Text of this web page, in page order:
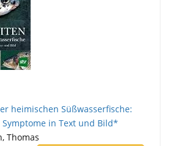
heimischen Süßwasserfische:
in Text und Bild*
Thomas